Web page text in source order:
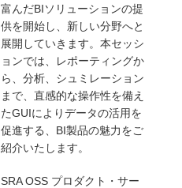
富んだBIソリューションの提
供を開始し、新しい分野へと
展開していきます。本セッシ
ョンでは、レポーティングか
ら、分析、シュミレーション
まで、直感的な操作性を備え
たGUIによりデータの活用を
促進する、BI製品の魅力をご
紹介いたします。
SRA OSS プロダクト・サー